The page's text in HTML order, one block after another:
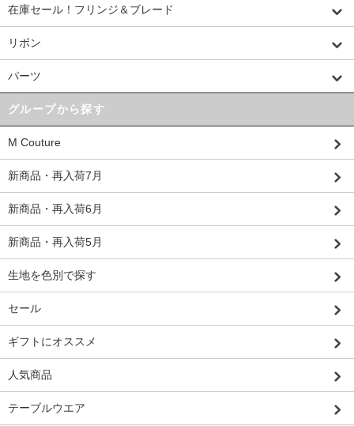
在庫セール！フリンジ＆ブレード
リボン
パーツ
グループから探す
M Couture
新商品・再入荷7月
新商品・再入荷6月
新商品・再入荷5月
生地を色別で探す
セール
ギフトにオススメ
人気商品
テーブルウエア